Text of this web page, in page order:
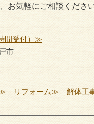
お気軽にご相談ください
間受付）≫
市
リフォーム≫ 解体工